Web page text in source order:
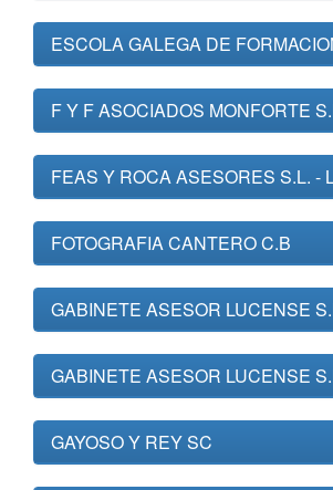
ESCOLA GALEGA DE
F Y F ASOCIADOS MONFORTE
FEAS Y ROCA ASESORES S.L. -
FOTOGRAFIA CANTERO C.B
GABINETE ASESOR LUCENSE
GABINETE ASESOR LUCENSE
GAYOSO Y REY SC